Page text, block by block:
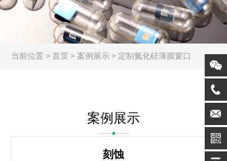
当前位置 >首页 > 案例展示 > 定制氮化硅薄膜窗口
案例展示
刻蚀